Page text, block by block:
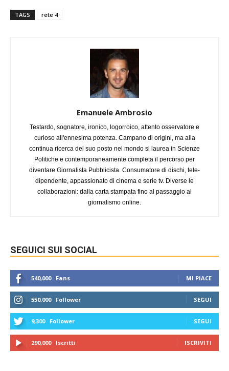
TAGS rete 4
Emanuele Ambrosio
Testardo, sognatore, ironico, logorroico, attento osservatore e
curioso all'ennesima potenza. Campano di origini, ma alla
continua ricerca del suo posto nel mondo si laurea in Scienze
Politiche e contemporaneamente completa il percorso per
diventare Giornalista Pubblicista. Consumatore di dischi, tele-
dipendente, appassionato di cinema e serie tv. Diverse le
collaborazioni: dalla carta stampata fino al passaggio al
giornalismo online.
SEGUICI SUI SOCIAL
540,000 Fans MI PIACE
550,000 Follower SEGUI
9,300 Follower SEGUI
290,000 Iscritti ISCRIVITI